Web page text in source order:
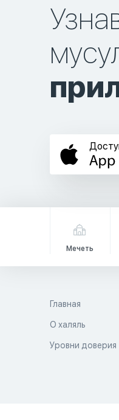
Мечеть
Главная
О халяль
Уровни доверия